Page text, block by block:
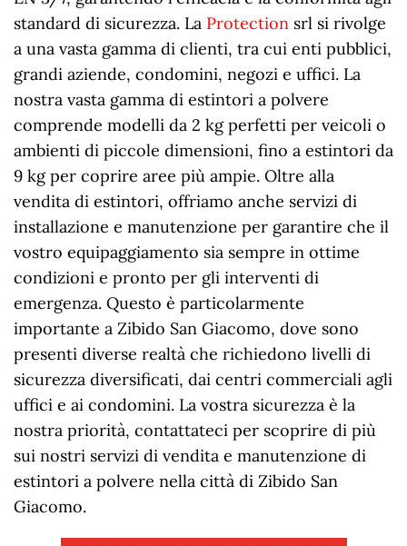
standard di sicurezza. La Protection srl si rivolge
a una vasta gamma di clienti, tra cui enti pubblici,
grandi aziende, condomini, negozi e uffici. La
nostra vasta gamma di estintori a polvere
comprende modelli da 2 kg perfetti per veicoli o
ambienti di piccole dimensioni, fino a estintori da
9 kg per coprire aree più ampie. Oltre alla
vendita di estintori, offriamo anche servizi di
installazione e manutenzione per garantire che il
vostro equipaggiamento sia sempre in ottime
condizioni e pronto per gli interventi di
emergenza. Questo è particolarmente
importante a Zibido San Giacomo, dove sono
presenti diverse realtà che richiedono livelli di
sicurezza diversificati, dai centri commerciali agli
uffici e ai condomini. La vostra sicurezza è la
nostra priorità, contattateci per scoprire di più
sui nostri servizi di vendita e manutenzione di
estintori a polvere nella città di Zibido San
Giacomo.